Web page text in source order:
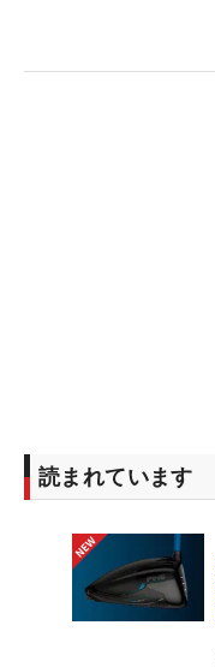
読まれています